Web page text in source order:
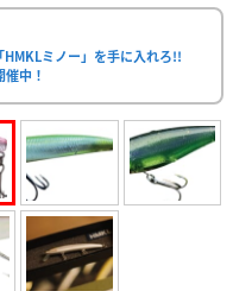
HMKLミノー」を手に入れろ!!
中！